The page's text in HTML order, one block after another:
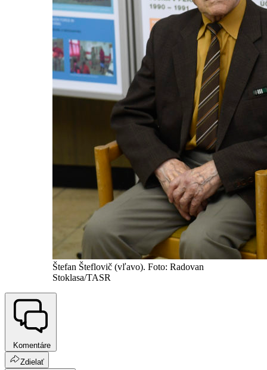
Štefan Šteflovič (vľavo). Foto: Radovan
Stoklasa/TASR
Komentáre
Zdielať